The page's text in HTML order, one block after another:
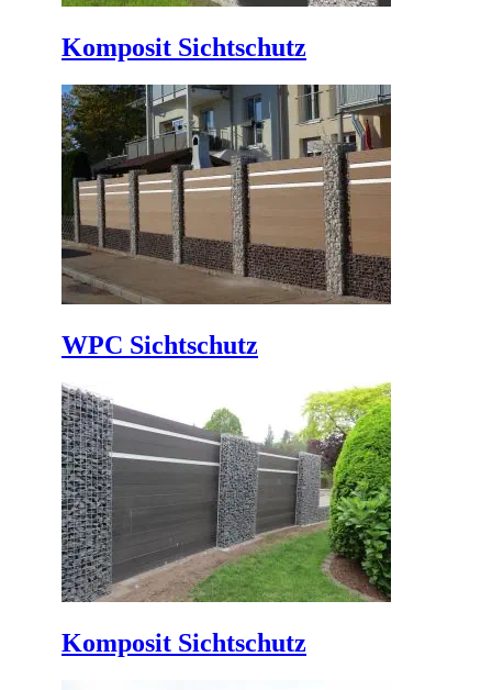
WPC Sichtschutz
Komposit Sichtschutz